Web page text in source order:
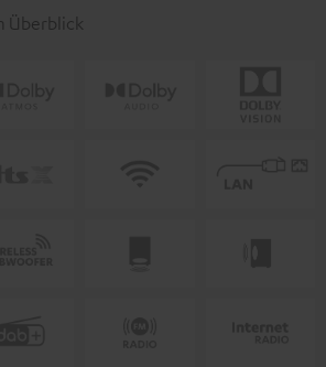
Überblick